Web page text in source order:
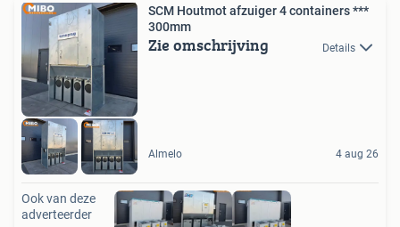
SCM Houtmot afzuiger 4 containers ***
300mm
Zie omschrijving Details
Almelo 4 aug 26
Ook van deze
adverteerder